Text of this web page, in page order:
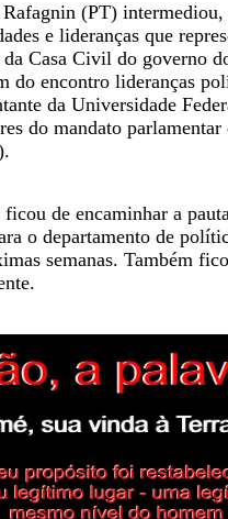
(PT) intermediou,
e lideranças que
Casa Civil do governo
do encontro lideranças
da Universidade
do mandato
de encaminhar a
o departamento de
semanas. Também